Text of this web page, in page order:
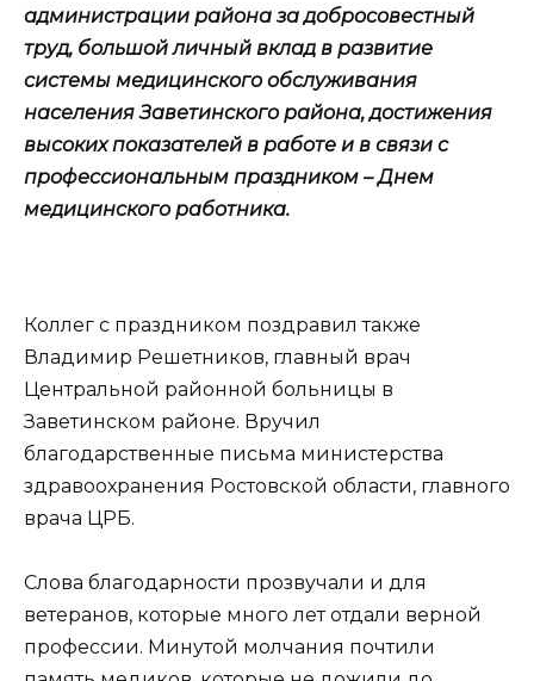
администрации района за добросовестный
труд, большой личный вклад в развитие
системы медицинского обслуживания
населения Заветинского района, достижения
высоких показателей в работе и в связи с
профессиональным праздником – Днем
медицинского работника.
Коллег с праздником поздравил также
Владимир Решетников, главный врач
Центральной районной больницы в
Заветинском районе. Вручил
благодарственные письма министерства
здравоохранения Ростовской области, главного
врача ЦРБ.
Слова благодарности прозвучали и для
ветеранов, которые много лет отдали верной
профессии. Минутой молчания почтили